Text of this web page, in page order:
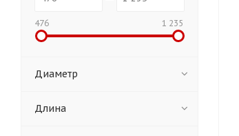
476 1 235
Диаметр
Длина